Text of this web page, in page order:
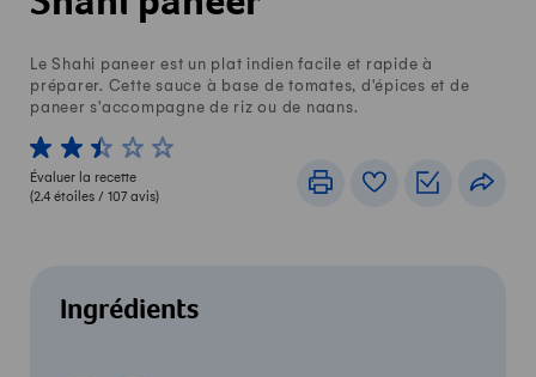
Le Shahi paneer est un plat indien facile et rapide à
préparer. Cette sauce à base de tomates, d'épices et de
paneer s'accompagne de riz ou de naans.
1 von 5 étoiles
2 von 5 étoiles
3 von 5 étoiles
4 von 5 étoiles
5 von 5 étoiles
Évaluer la recette
(2.4 étoiles / 107 avis)
ImprimerLivre de recettes
Listes de
Ingrédients